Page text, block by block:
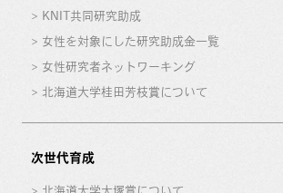
KNIT共同研究助成
女性を対象にした研究助成金一覧
女性研究者ネットワーキング
北海道大学桂田芳枝賞について
次世代育成